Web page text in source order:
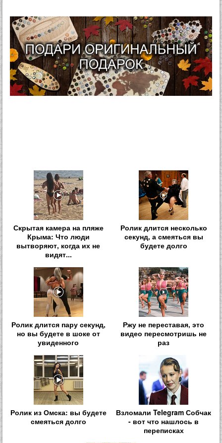
Скрытая камера на пляже
Крыма: Что люди
вытворяют, когда их не
видят...
Ролик длится несколько
секунд, а смеяться вы
будете долго
Ролик длится пару секунд,
но вы будете в шоке от
увиденного
Ржу не переставая, это
видео пересмотришь не
раз
Ролик из Омска: вы будете
смеяться долго
Взломали Telegram Собчак
- вот что нашлось в
переписках